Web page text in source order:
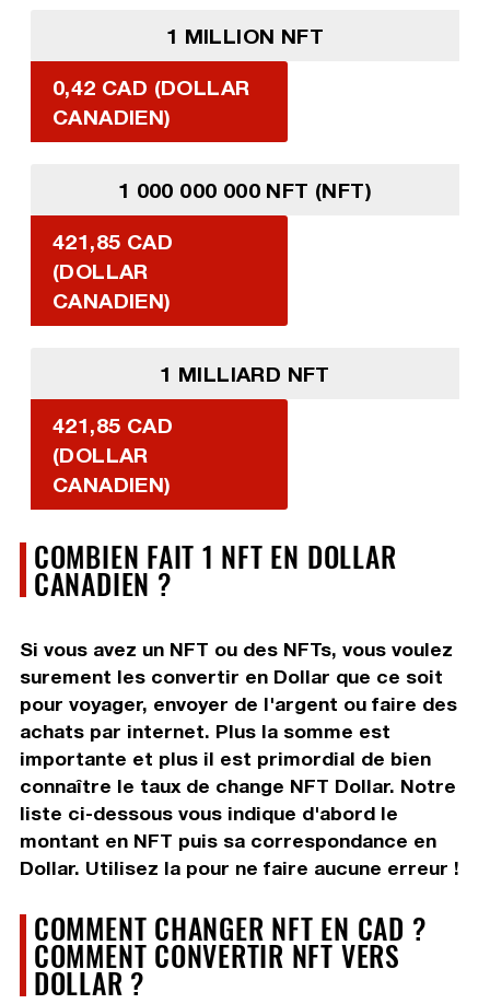
1 MILLION NFT
0,42 CAD (DOLLAR
CANADIEN)
1 000 000 000 NFT (NFT)
421,85 CAD
(DOLLAR
CANADIEN)
1 MILLIARD NFT
421,85 CAD
(DOLLAR
CANADIEN)
COMBIEN FAIT 1 NFT EN DOLLAR
CANADIEN ?
Si vous avez un NFT ou des NFTs, vous voulez
surement les convertir en Dollar que ce soit
pour voyager, envoyer de l'argent ou faire des
achats par internet. Plus la somme est
importante et plus il est primordial de bien
connaître le taux de change NFT Dollar. Notre
liste ci-dessous vous indique d'abord le
montant en NFT puis sa correspondance en
Dollar. Utilisez la pour ne faire aucune erreur !
COMMENT CHANGER NFT EN CAD ?
COMMENT CONVERTIR NFT VERS
DOLLAR ?